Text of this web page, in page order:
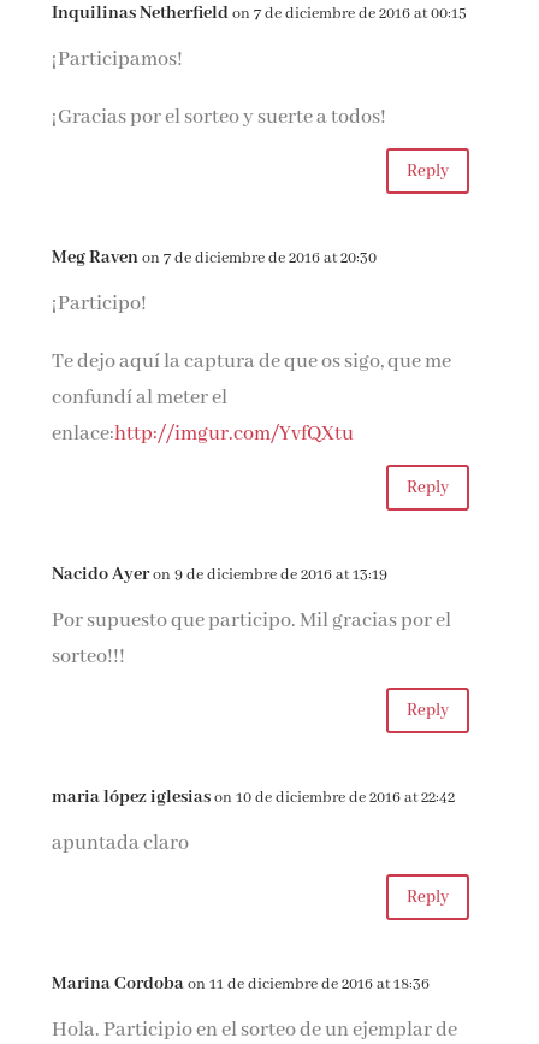
Inquilinas Netherfieldon 7 de diciembre de 2016 at 00:15
¡Participamos!
¡Gracias por el sorteo y suerte a todos!
Reply
Meg Ravenon 7 de diciembre de 2016 at 20:30
¡Participo!
Te dejo aquí la captura de que os sigo, que me
confundí al meter el
enlace:http://imgur.com/YvfQXtu
Reply
Nacido Ayeron 9 de diciembre de 2016 at 13:19
Por supuesto que participo. Mil gracias por el
sorteo!!!
Reply
maria lópez iglesiason 10 de diciembre de 2016 at 22:42
apuntada claro
Reply
Marina Cordobaon 11 de diciembre de 2016 at 18:36
Hola. Participio en el sorteo de un ejemplar de